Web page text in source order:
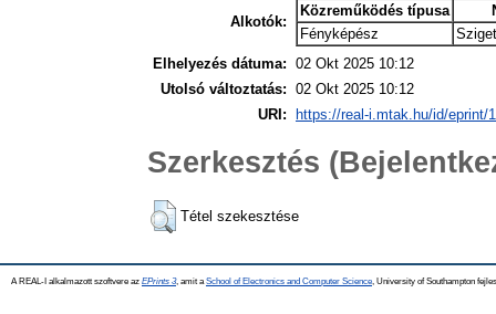
Alkotók:
Közreműködés típusa
Fényképész
Elhelyezés dátuma: 02 Okt 2025 10:12
Utolsó változtatás: 02 Okt 2025 10:12
URI: https://real-i.mtak.hu/id/eprint/
Szerkesztés
Tétel szekesztése
A REAL-I alkalmazott szoftvere az EPrints 3, amit a School of Electronics and Computer Science , University of Southampton